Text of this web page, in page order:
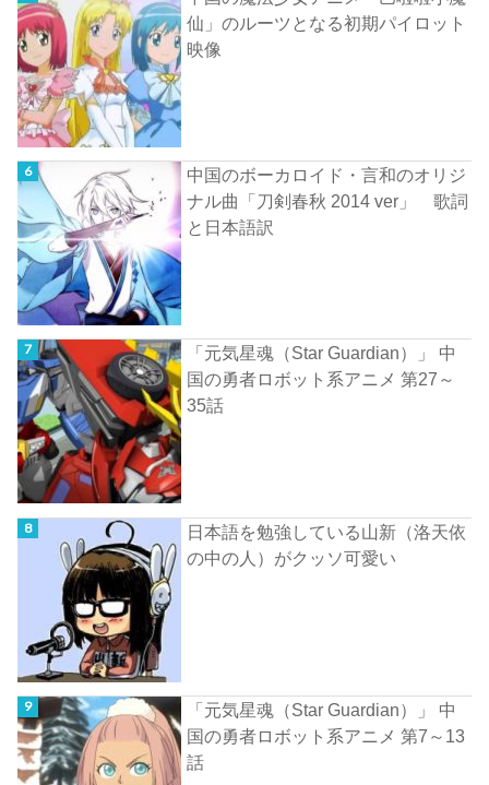
仙」のルーツとなる初期パイロット
映像
中国のボーカロイド・言和のオリジ
ナル曲「刀剣春秋 2014 ver」 歌詞
と日本語訳
「元気星魂（Star Guardian）」 中
国の勇者ロボット系アニメ 第27～
35話
日本語を勉強している山新（洛天依
の中の人）がクッソ可愛い
「元気星魂（Star Guardian）」 中
国の勇者ロボット系アニメ 第7～13
話